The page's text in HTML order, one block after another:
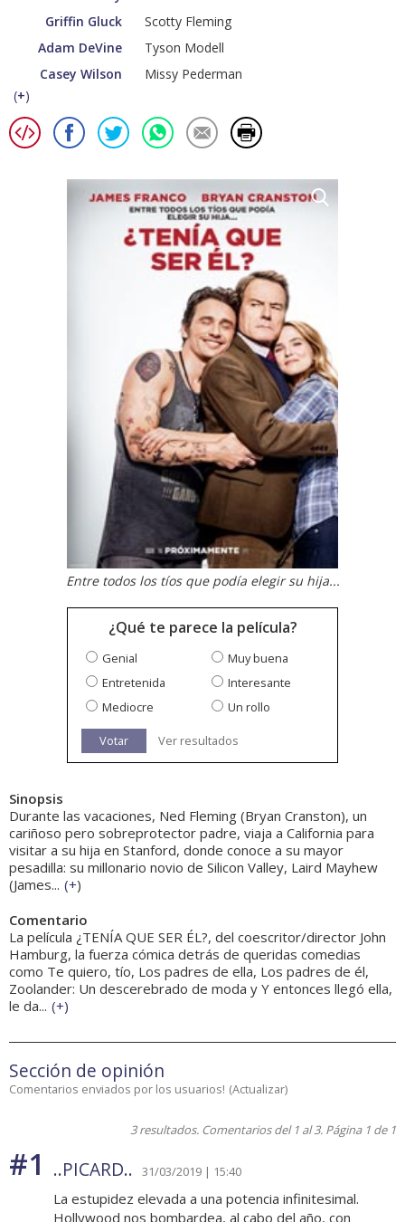
Griffin Gluck
Scotty Fleming
Adam DeVine
Tyson Modell
Casey Wilson
Missy Pederman
(+)
Entre todos los tíos que podía elegir su hija...
¿Qué te parece la película?
Genial
Muy buena
Entretenida
Interesante
Mediocre
Un rollo
Votar Ver resultados
Sinopsis
Durante las vacaciones, Ned Fleming (Bryan Cranston), un
cariñoso pero sobreprotector padre, viaja a California para
visitar a su hija en Stanford, donde conoce a su mayor
pesadilla: su millonario novio de Silicon Valley, Laird Mayhew
(James... (+)
Comentario
La película ¿TENÍA QUE SER ÉL?, del coescritor/director John
Hamburg, la fuerza cómica detrás de queridas comedias
como Te quiero, tío, Los padres de ella, Los padres de él,
Zoolander: Un descerebrado de moda y Y entonces llegó ella,
le da... (+)
Sección de opinión
Comentarios enviados por los usuarios! (Actualizar)
3 resultados. Comentarios del 1 al 3. Página 1 de 1
#1 ..PICARD.. 31/03/2019 | 15:40
La estupidez elevada a una potencia infinitesimal.
Hollywood nos bombardea, al cabo del año, con